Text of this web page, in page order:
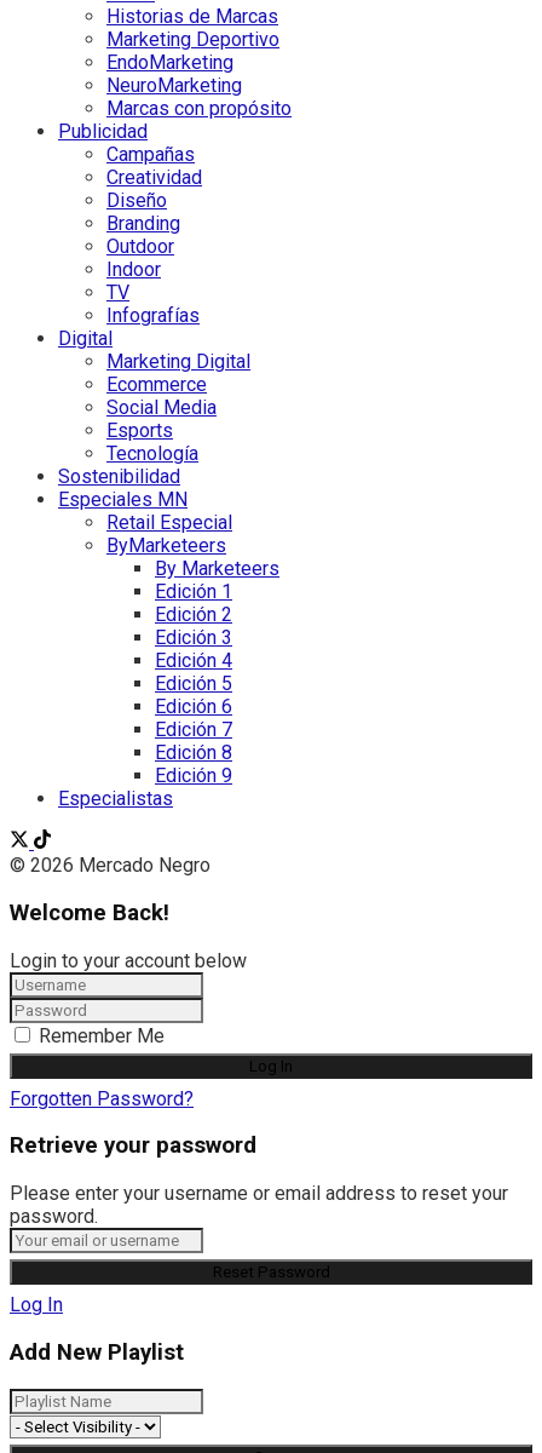
Historias de Marcas
Marketing Deportivo
EndoMarketing
NeuroMarketing
Marcas con propósito
Publicidad
Campañas
Creatividad
Diseño
Branding
Outdoor
Indoor
TV
Infografías
Digital
Marketing Digital
Ecommerce
Social Media
Esports
Tecnología
Sostenibilidad
Especiales MN
Retail Especial
ByMarketeers
By Marketeers
Edición 1
Edición 2
Edición 3
Edición 4
Edición 5
Edición 6
Edición 7
Edición 8
Edición 9
Especialistas
© 2026 Mercado Negro
Welcome Back!
Login to your account below
Remember Me
Forgotten Password?
Retrieve your password
Please enter your username or email address to reset your
password.
Log In
Add New Playlist